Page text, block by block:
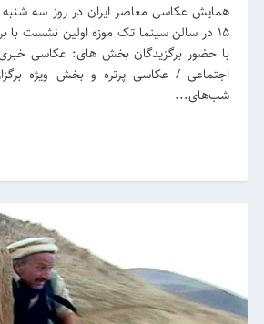
15 در سالن سینما تک موزه اولین نشست با
با حضور برگزیدگان بخش های: عکاسی
اجتماعی / عکاسی پرتره و بخش ویژه
شب‌های...